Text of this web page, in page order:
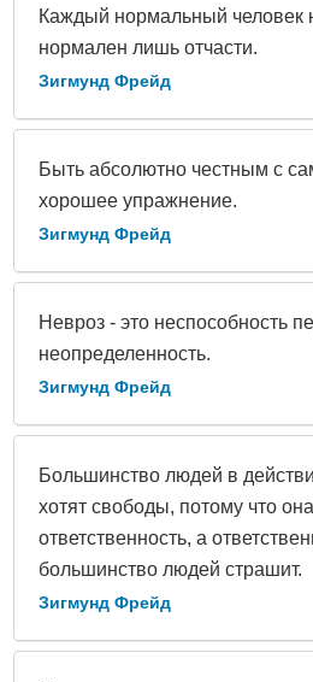
Каждый нормальный человек
нормален лишь отчасти.
Зигмунд Фрейд
Быть абсолютно честным с
хорошее упражнение.
Зигмунд Фрейд
Невроз - это неспособность
неопределенность.
Зигмунд Фрейд
Большинство людей в
хотят свободы, потому что
ответственность, а
большинство людей страшит.
Зигмунд Фрейд